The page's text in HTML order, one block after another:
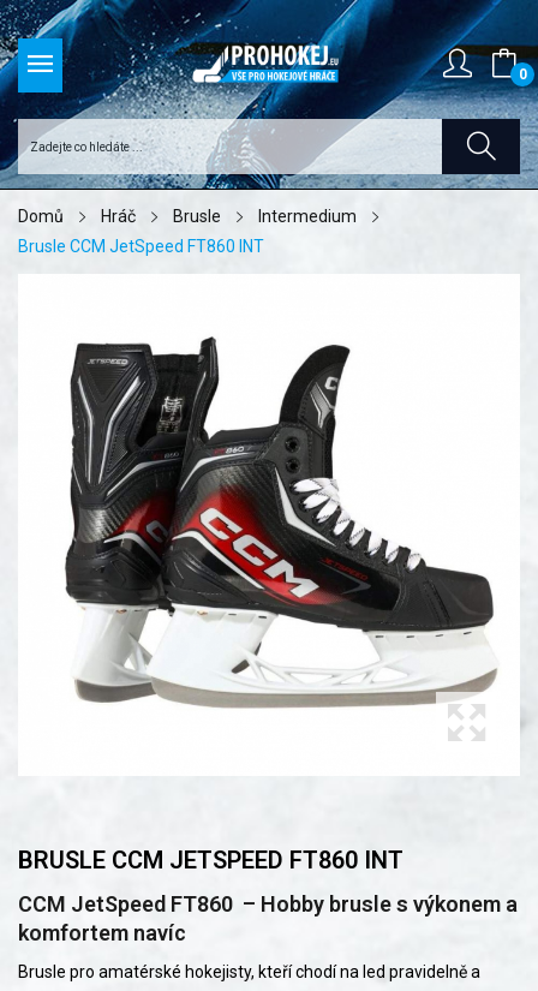
0
Domů Hráč Brusle
Intermedium
Brusle CCM JetSpeed FT860 INT
BRUSLE CCM JETSPEED FT860 INT
CCM JetSpeed FT860 – Hobby brusle s výkonem a
komfortem navíc
Brusle pro amatérské hokejisty, kteří chodí na led pravidelně a